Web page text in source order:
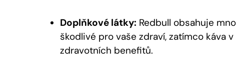
Doplňkové látky: Redbull obsahuje
škodlivé pro vaše zdraví, zatímco káva
zdravotních benefitů.